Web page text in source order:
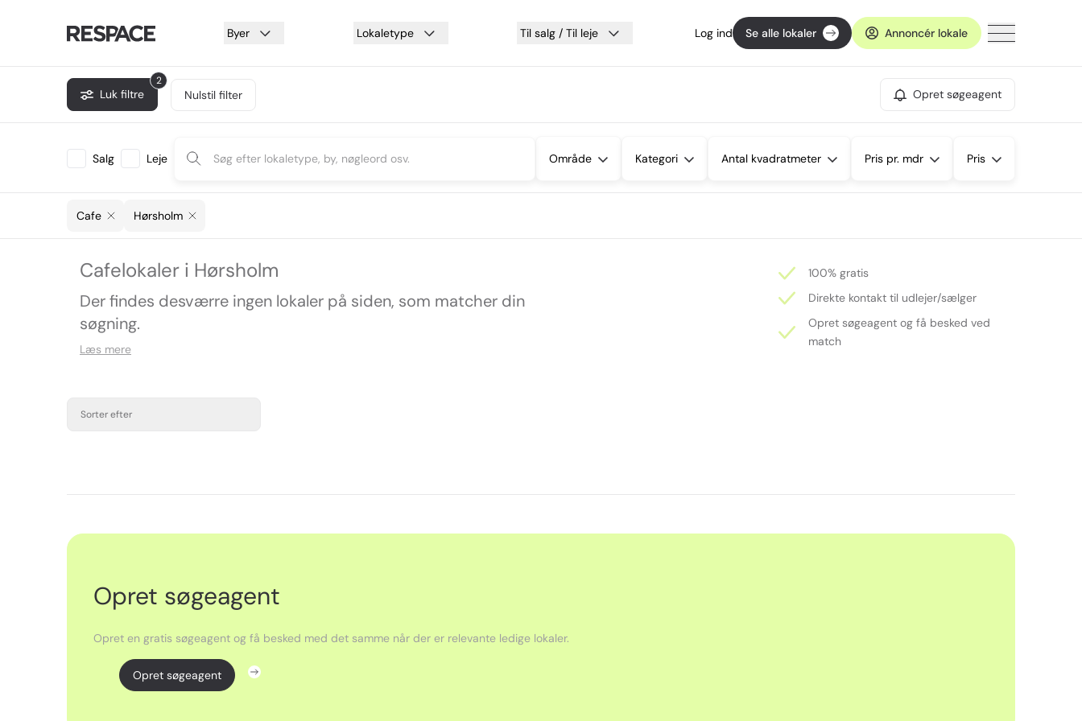
Byer Lokaletype Til salg / Til leje Log ind Se alle lokaler Annoncér lokale
2
Luk filtre Nulstil filter Opret søgeagent
Salg Leje Område Kategori Antal kvadratmeter Pris pr. mdr Pris
Cafe Hørsholm
Cafelokaler i Hørsholm
Der findes desværre ingen lokaler på siden, som matcher din
søgning.
Læs mere
100% gratis
Direkte kontakt til udlejer/sælger
Opret søgeagent og få besked ved
match
Sorter efter
Opret søgeagent
Opret en gratis søgeagent og få besked med det samme når der er relevante ledige lokaler.
Opret søgeagent